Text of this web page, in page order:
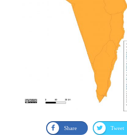
Share Tweet